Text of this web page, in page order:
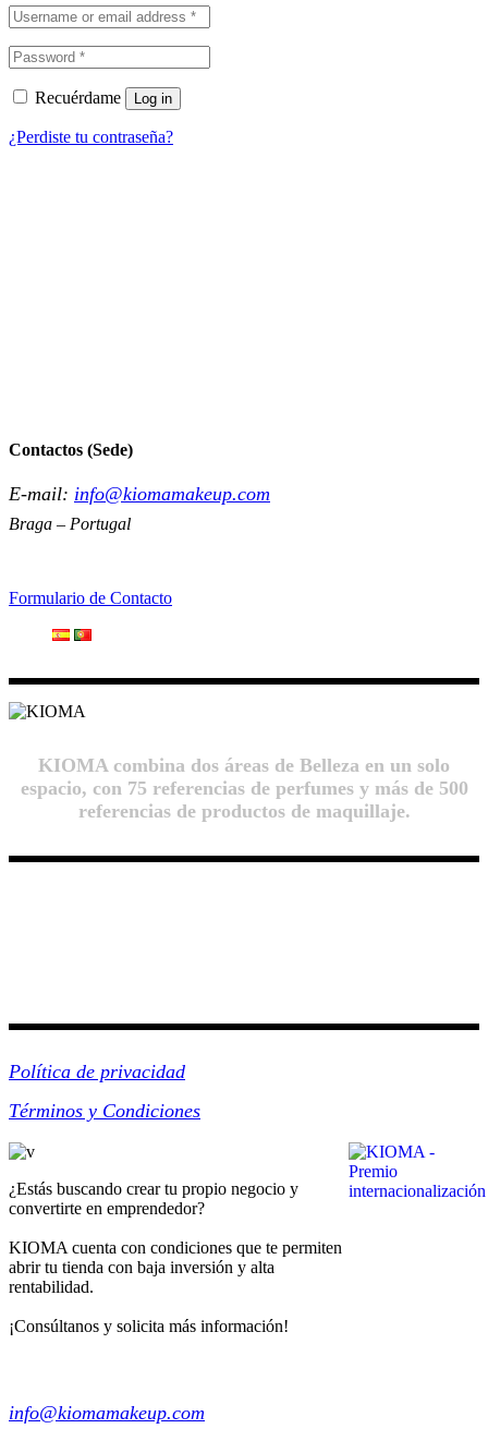
Recuérdame Log in
¿Perdiste tu contraseña?
Contactos (Sede)
E-mail: info@kiomamakeup.com
Braga – Portugal
Formulario de Contacto
KIOMA combina dos áreas de Belleza en un solo
espacio, con 75 referencias de perfumes y más de 500
referencias de productos de maquillaje.
Política de privacidad
Términos y Condiciones
¿Estás buscando crear tu propio negocio y
convertirte en emprendedor?
KIOMA cuenta con condiciones que te permiten
abrir tu tienda con baja inversión y alta
rentabilidad.
¡Consúltanos y solicita más información!
info@kiomamakeup.com